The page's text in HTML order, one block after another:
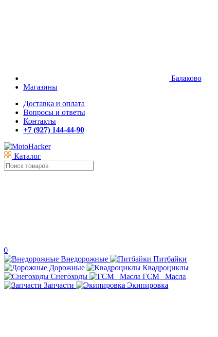
Балаково
Магазины
Доставка и оплата
Вопросы и ответы
Контакты
+7 (927) 144-44-90
Каталог
0
Внедорожные
Питбайки
Дорожные
Квадроциклы
Снегоходы
ГСМ _Масла
Запчасти
Экипировка